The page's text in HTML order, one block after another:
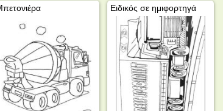
Ειδικός σε ημιφορτηγά